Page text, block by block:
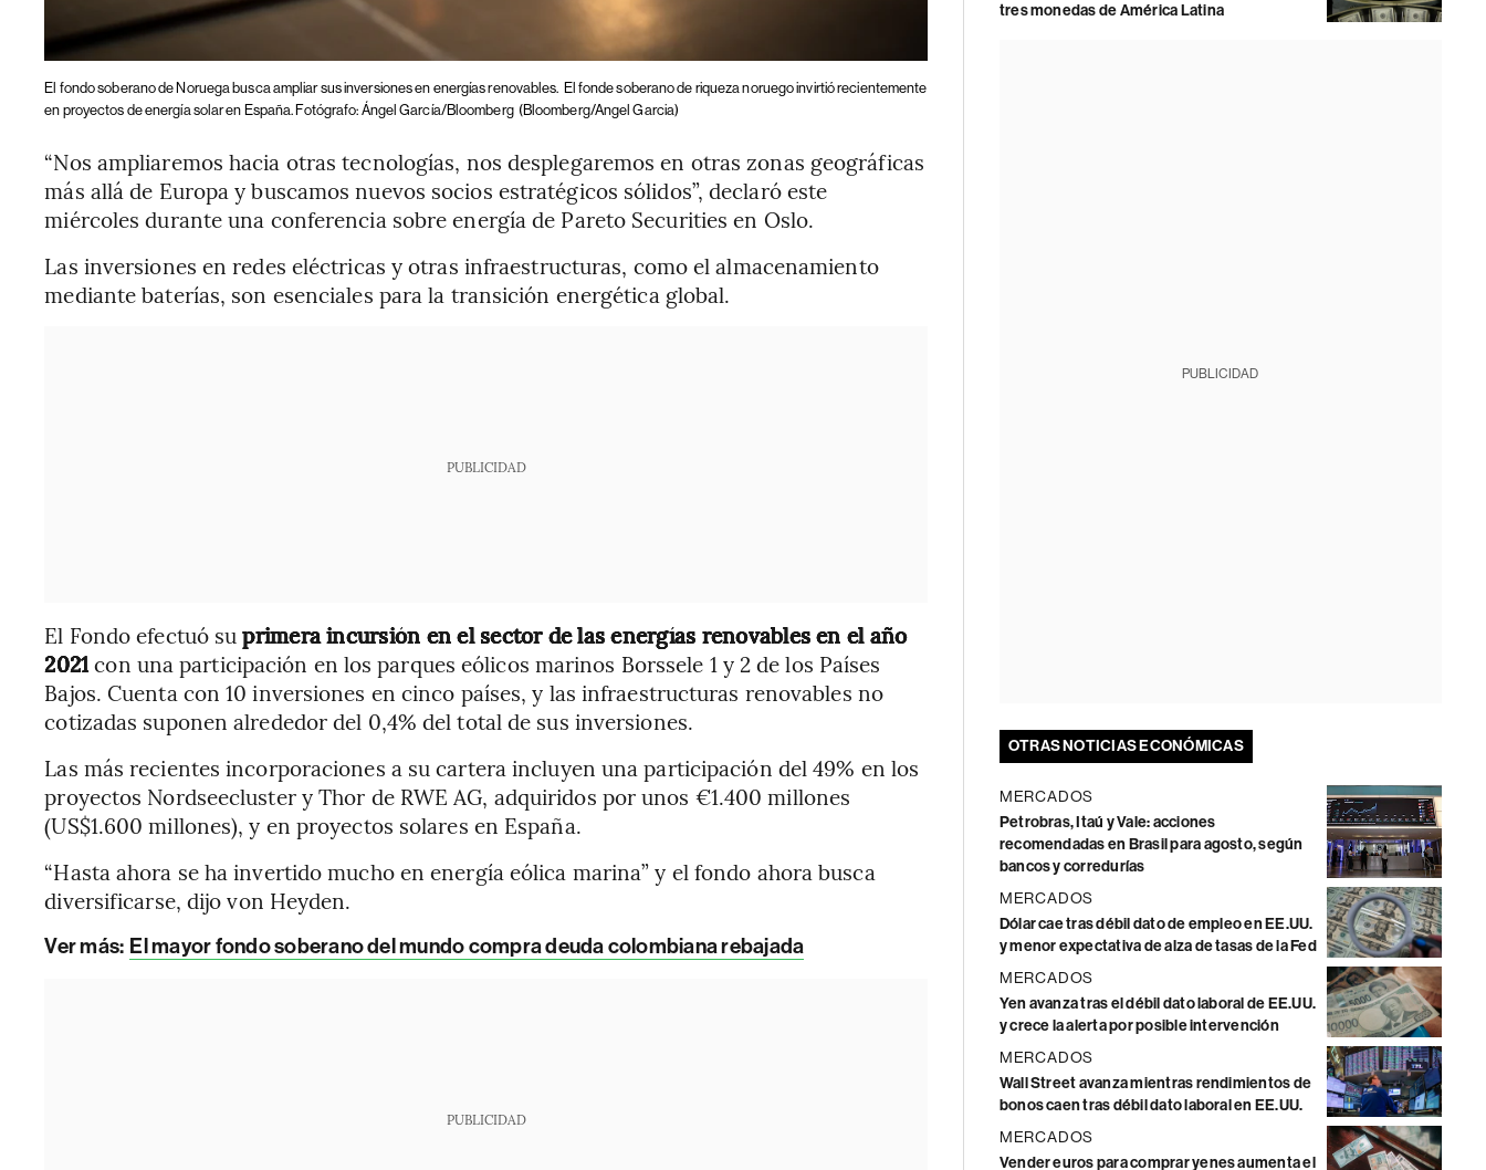
El fondo soberano de Noruega busca ampliar sus inversiones en energías renovables. El fonde soberano de riqueza noruego invirtió recientemente
en proyectos de energía solar en España. Fotógrafo: Ángel García/Bloomberg (Bloomberg/Angel Garcia)
“Nos ampliaremos hacia otras tecnologías, nos desplegaremos en otras zonas geográficas
más allá de Europa y buscamos nuevos socios estratégicos sólidos”, declaró este
miércoles durante una conferencia sobre energía de Pareto Securities en Oslo.
Las inversiones en redes eléctricas y otras infraestructuras, como el almacenamiento
mediante baterías, son esenciales para la transición energética global.
PUBLICIDAD
El Fondo efectuó suprimera incursión en el sector de las energías renovables en el año
2021con una participación en los parques eólicos marinos Borssele 1 y 2 de los Países
Bajos. Cuenta con 10 inversiones en cinco países, y las infraestructuras renovables no
cotizadas suponen alrededor del 0,4% del total de sus inversiones.
Las más recientes incorporaciones a su cartera incluyen una participación del 49% en los
proyectos Nordseecluster y Thor de RWE AG, adquiridos por unos €1.400 millones
(US$1.600 millones), y en proyectos solares en España.
“Hasta ahora se ha invertido mucho en energía eólica marina” y el fondo ahora busca
diversificarse, dijo von Heyden.
Ver más: El mayor fondo soberano del mundo compra deuda colombiana rebajada
PUBLICIDAD
tres monedas de América Latina
PUBLICIDAD
OTRAS NOTICIAS ECONÓMICAS
MERCADOS
Petrobras, Itaú y Vale: acciones
recomendadas en Brasil para agosto, según
bancos y corredurías
MERCADOS
Dólar cae tras débil dato de empleo en EE.UU.
y menor expectativa de alza de tasas de la Fed
MERCADOS
Yen avanza tras el débil dato laboral de EE.UU.
y crece la alerta por posible intervención
MERCADOS
Wall Street avanza mientras rendimientos de
bonos caen tras débil dato laboral en EE.UU.
MERCADOS
Vender euros para comprar yenes aumenta el